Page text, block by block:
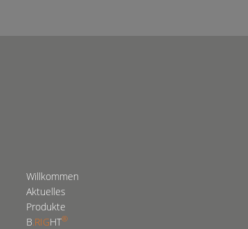
Willkommen
Aktuelles
Produkte
B.RIGHT®